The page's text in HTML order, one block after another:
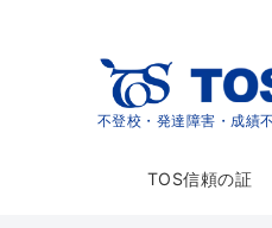
不登校・発達障害・成績
TOS信頼の証